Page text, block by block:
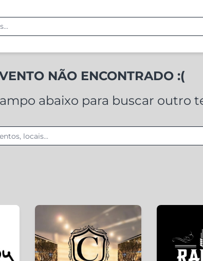
NÃO ENCONTRADO :(
abaixo para buscar outro